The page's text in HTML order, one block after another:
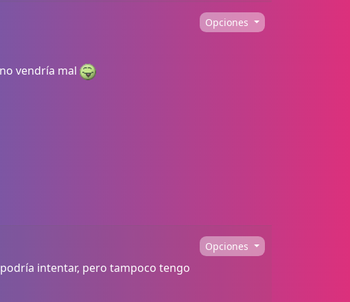
Opciones
vendría mal
Opciones
intentar, pero tampoco tengo